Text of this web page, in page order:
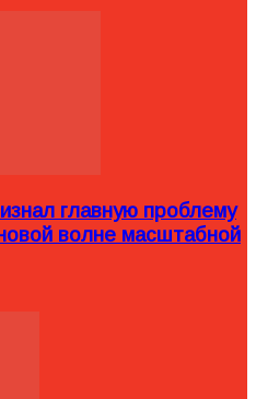
главную проблему
волне масштабной